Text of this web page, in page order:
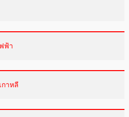
ฟ้า
าหลี